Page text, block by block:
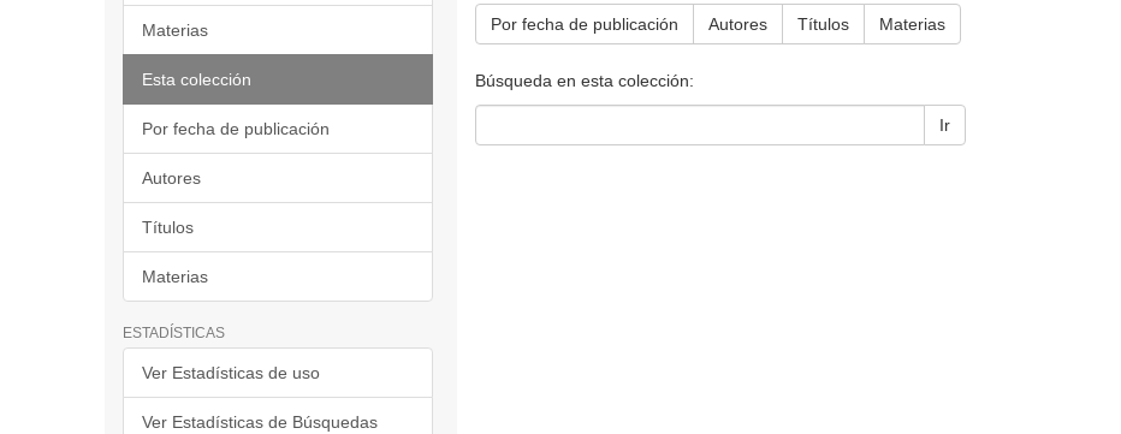
Materias
Esta colección
Por fecha de publicación
Autores
Títulos
Materias
ESTADÍSTICAS
Ver Estadísticas de uso
Ver Estadísticas de Búsquedas
Por fecha de publicación Autores Títulos Materias
Búsqueda en esta colección:
Ir